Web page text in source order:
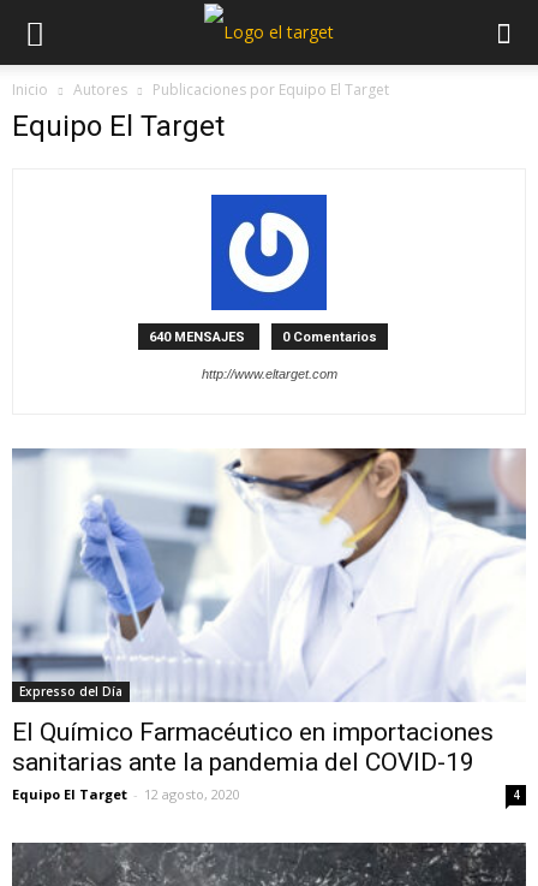
Inicio Autores Publicaciones por Equipo El Target
Equipo El Target
640 MENSAJES 0 Comentarios
http://www.eltarget.com
Expresso del Día
El Químico Farmacéutico en importaciones
sanitarias ante la pandemia del COVID-19
Equipo El Target - 12 agosto, 2020 4